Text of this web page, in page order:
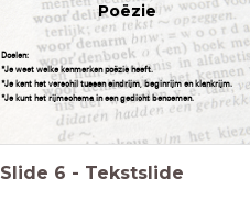
Poëzie
Doelen:
*Je weet welke kenmerken poëzie heeft.
*Je kent het verschil tussen eindrijm, beginrijm en klankrijm.
*Je kunt het rijmschema in een gedicht benoemen.
Slide 6 - Tekstslide